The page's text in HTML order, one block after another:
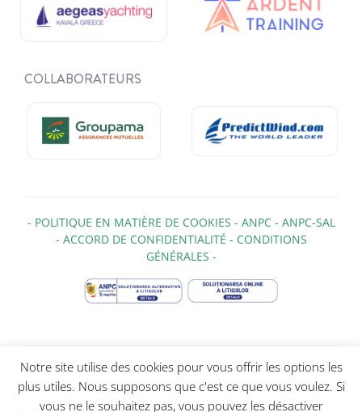
COLLABORATEURS
- POLITIQUE EN MATIÈRE DE COOKIES - ANPC- ANPC-SAL
- ACCORD DE CONFIDENTIALITÉ - CONDITIONS
GÉNÉRALES -
Capetan 2010-2026 - Tous droits réservés - Capetan ® est
une marque déposée sous Sail Armada SRL / CUI
RO43792745 / J40/3275/2021 - Calea Vitan 119
Notre site utilise des cookies pour vous offrir les options les
plus utiles. Nous supposons que c'est ce que vous voulez. Si
vous ne le souhaitez pas, vous pouvez les désactiver